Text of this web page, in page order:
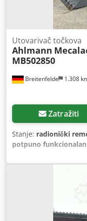
Breitenfelde 1.308
Utovarivač točkova
Ahlmann
MB502850
Zatražiti
Stanje: radionički
potpuno funkcionalan
405/70 R 18,
Motor Stage V, 20.
hidraulike, Hidraulični